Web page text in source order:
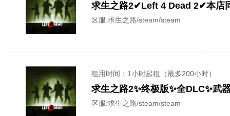
求生之路2✔Left 4 Dead 2✔本店
区服:求生之路/steam/steam
租用时间 ：1小时起租（最多200小时）
求生之路2✨终极版✨全DLC✨武
区服:求生之路/steam/steam